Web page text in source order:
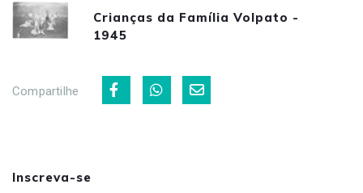
Crianças da Família Volpato -
1945
Compartilhe
Inscreva-se